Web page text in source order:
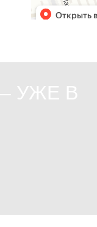
УЖЕ В